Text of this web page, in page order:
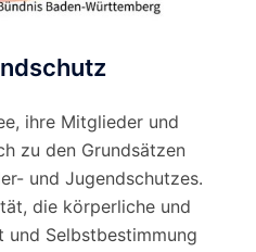
ihre Mitglieder und
zu den Grundsätzen
und Jugendschutzes.
die körperliche und
und Selbstbestimmung